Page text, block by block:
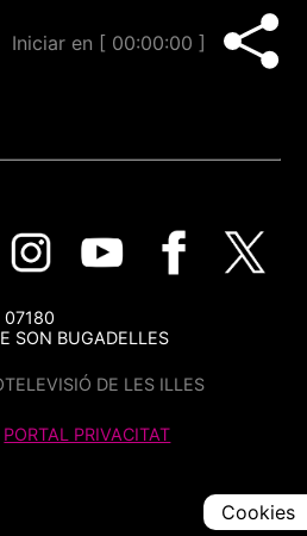
Iniciar en [ 00:00:00 ]
07180
SON BUGADELLES
DE LES ILLES
PORTAL PRIVACITAT
Cookies